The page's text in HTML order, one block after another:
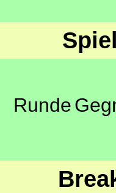
Runde